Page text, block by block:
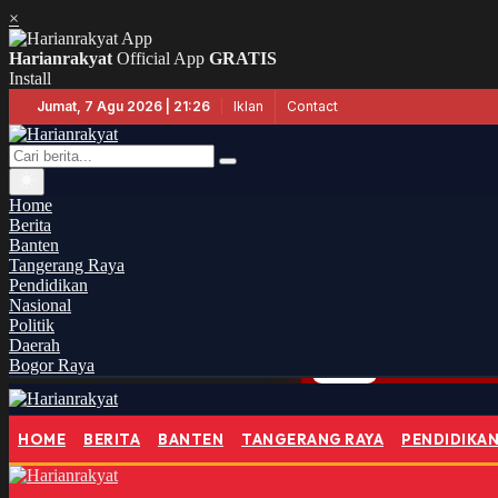
×
Harianrakyat Official App GRATIS
Install
Jumat, 7 Agu 2026 | 21:26 Iklan Contact
Home
Berita
Banten
Tangerang Raya
Pendidikan
Nasional
Politik
Daerah
Bogor Raya
HOME BERITA BANTEN TANGERANG RAYA PENDIDIKAN